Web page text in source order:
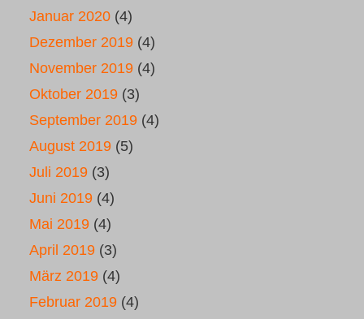
Januar 2020 (4)
Dezember 2019 (4)
November 2019 (4)
Oktober 2019 (3)
September 2019 (4)
August 2019 (5)
Juli 2019 (3)
Juni 2019 (4)
Mai 2019 (4)
April 2019 (3)
März 2019 (4)
Februar 2019 (4)